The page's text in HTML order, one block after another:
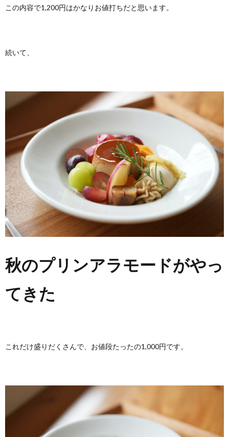
この内容で1,200円はかなりお値打ちだと思います。
続いて、
秋のプリンアラモードがやっ
てきた
これだけ盛りだくさんで、お値段たったの1,000円です。